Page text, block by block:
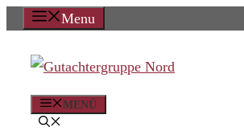
Zum
springen
Menu
MENÜ